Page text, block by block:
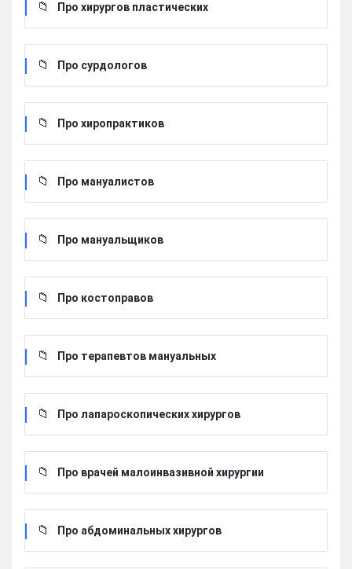
Про хирургов пластических
Про сурдологов
Про хиропрактиков
Про мануалистов
Про мануальщиков
Про костоправов
Про терапевтов мануальных
Про лапароскопических хирургов
Про врачей малоинвазивной хирургии
Про абдоминальных хирургов